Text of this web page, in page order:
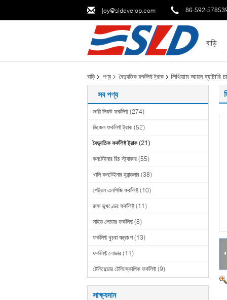
joy@sldevelop.com 86-592-
বাড়ি
বাড়ি পণ্য বৈদ্যুতিক ফর্কলিফ্ট ট্রাক লিথিয়াম আয়ন ব্যাটারি
সব পণ্য
ভারী লিফট ফর্কলিফ্ট (274)
ডিজেল ফর্কলিফ্ট ট্রাক (52)
বৈদ্যুতিক ফর্কলিফ্ট ট্রাক (21)
কনটেইনার রিচ স্ট্যাকার (55)
খালি কনটেইনার হ্যান্ডলার (38)
পেট্রল এলপিজি ফর্কলিফ্ট (10)
রুক্ষ ভূখণ্ডের ফর্কলিফ্ট (11)
সাইড লোডার ফর্কলিফ্ট (8)
ফর্কলিফ্ট খুচরা যন্ত্রাংশ (13)
ফর্কলিফ্ট লোডার (11)
টেলিহেল্ডার টেলিস্কোপিক ফর্কলিফ্ট (9)
সাক্ষ্যদান